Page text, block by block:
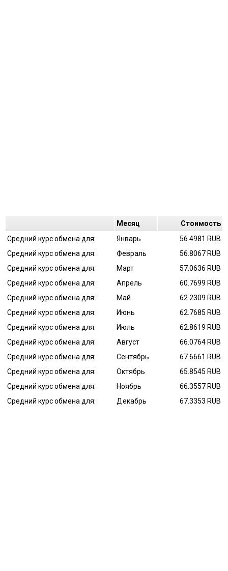
Mесяц
Cтоимость
Средний курс обмена для:
Январь
56.4981 RUB
Средний курс обмена для:
Февраль
56.8067 RUB
Средний курс обмена для:
Март
57.0636 RUB
Средний курс обмена для:
Апрель
60.7699 RUB
Средний курс обмена для:
Май
62.2309 RUB
Средний курс обмена для:
Июнь
62.7685 RUB
Средний курс обмена для:
Июль
62.8619 RUB
Средний курс обмена для:
Август
66.0764 RUB
Средний курс обмена для:
Сентябрь
67.6661 RUB
Средний курс обмена для:
Октябрь
65.8545 RUB
Средний курс обмена для:
Ноябрь
66.3557 RUB
Средний курс обмена для:
Декабрь 67.3353 RUB